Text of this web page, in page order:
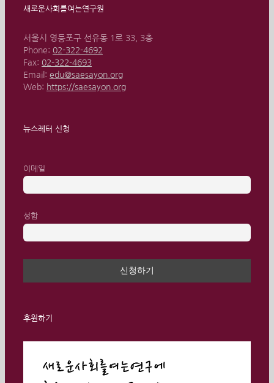
새로운사회를여는연구원
서울시 영등포구 선유동 1로 33, 3층
Phone: 02-322-4692
Fax: 02-322-4693
Email: edu@saesayon.org
Web: https://saesayon.org
뉴스레터 신청
이메일
성함
후원하기